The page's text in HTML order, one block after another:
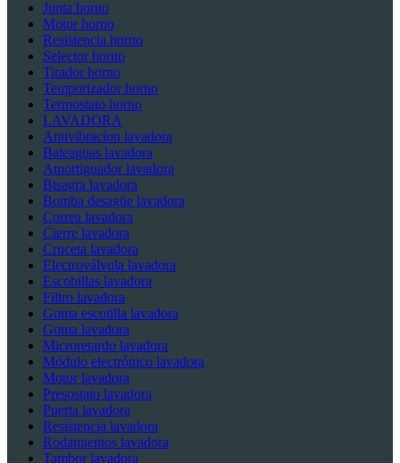
Junta horno
Motor horno
Resistencia horno
Selector horno
Tirador horno
Temporizador horno
Termostato horno
LAVADORA
Antivibracíon lavadora
Bateaguas lavadora
Amortiguador lavadora
Bisagra lavadora
Bomba desagüe lavadora
Correa lavadora
Cierre lavadora
Cruceta lavadora
Electroválvula lavadora
Escobillas lavadora
Filtro lavadora
Goma escotilla lavadora
Goma lavadora
Microretardo lavadora
Módulo electrónico lavadora
Motor lavadora
Presostato lavadora
Puerta lavadora
Resistencia lavadora
Rodamientos lavadora
Tambor lavadora